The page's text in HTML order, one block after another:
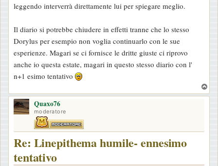
leggendo interverrà direttamente lui per spiegare meglio.
Il diario si potrebbe chiudere in effetti tranne che lo stesso
Dorylus per esempio non voglia continuarlo con le sue
esperienze. Magari se ci fornisce le dritte giuste ci riprovo
anche io questa estate, magari in questo stesso diario con l'
n+1 esimo tentativo
o
Quaxo76
moderatore
Re: Linepithema humile- ennesimo
tentativo